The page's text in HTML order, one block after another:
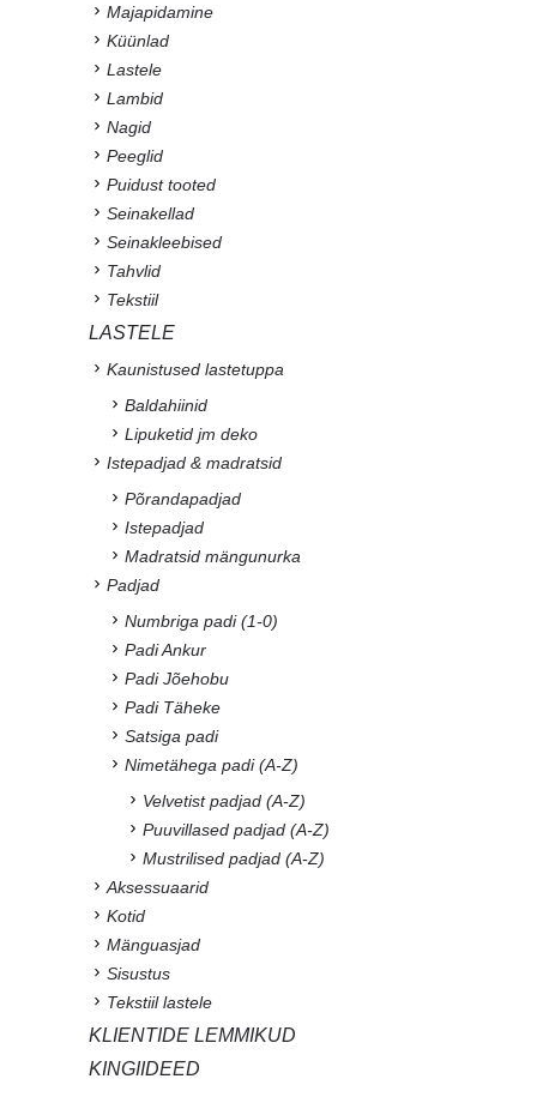
Majapidamine
Küünlad
Lastele
Lambid
Nagid
Peeglid
Puidust tooted
Seinakellad
Seinakleebised
Tahvlid
Tekstiil
LASTELE
Kaunistused lastetuppa
Baldahiinid
Lipuketid jm deko
Istepadjad & madratsid
Põrandapadjad
Istepadjad
Madratsid mängunurka
Padjad
Numbriga padi (1-0)
Padi Ankur
Padi Jõehobu
Padi Täheke
Satsiga padi
Nimetähega padi (A-Z)
Velvetist padjad (A-Z)
Puuvillased padjad (A-Z)
Mustrilised padjad (A-Z)
Aksessuaarid
Kotid
Mänguasjad
Sisustus
Tekstiil lastele
KLIENTIDE LEMMIKUD
KINGIIDEED